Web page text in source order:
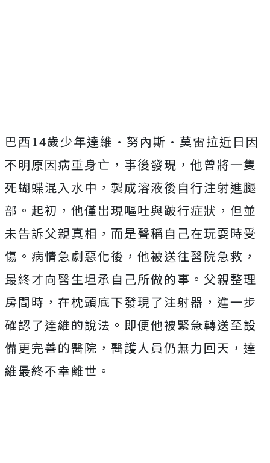
巴西14歲少年達維·努內斯·莫雷拉近日因
不明原因病重身亡，事後發現，他曾將一隻
死蝴蝶混入水中，製成溶液後自行注射進腿
部。起初，他僅出現嘔吐與跛行症狀，但並
未告訴父親真相，而是聲稱自己在玩耍時受
傷。病情急劇惡化後，他被送往醫院急救，
最終才向醫生坦承自己所做的事。父親整理
房間時，在枕頭底下發現了注射器，進一步
確認了達維的說法。即便他被緊急轉送至設
備更完善的醫院，醫護人員仍無力回天，達
維最終不幸離世。